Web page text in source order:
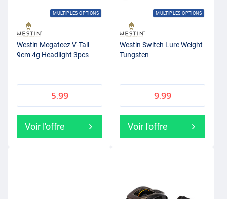
MULTIPLES OPTIONS
Westin Megateez V-Tail
9cm 4g Headlight 3pcs
5.99
Voir l'offre
MULTIPLES OPTIONS
Westin Switch Lure Weight
Tungsten
9.99
Voir l'offre